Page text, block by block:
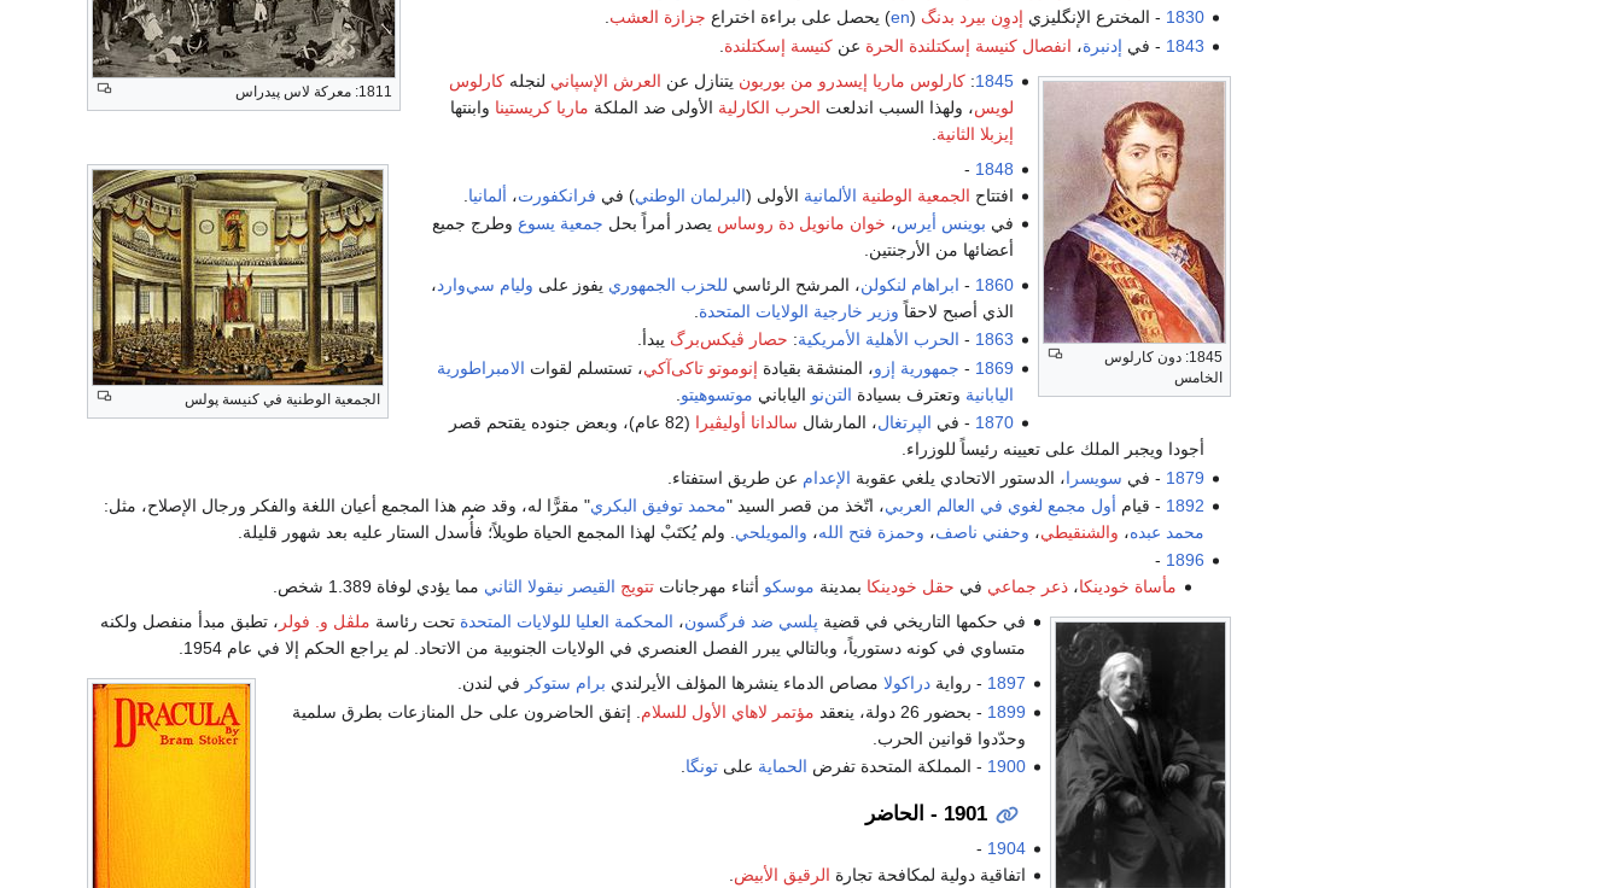
1811: معركة لاس پيدراس
1830 - المخترع الإنگليزي إدوِن بيرد بدنگ (
en) يحصل على براءة اختراع جزازة العشب.
1843 - في إدنبرة، انفصال كنيسة إسكتلندة الحرة عنكنيسة إسكتلندة
1845: دون كارلوس
الخامس
1845
: كارلوس ماريا إيسدرو من بوربون يتنازل عن العرش الإسپاني لنجله كارلوس
لويس، ولهذا السبب اندلعت الحرب الكارلية الأولى ضد الملكة ماريا كريستينا وابنتها
إيزبلا الثانية
الجمعية الوطنية في كنيسة پولس
1848
-
افتتاح الجمعية الوطنية الألمانية الأولى (البرلمان الوطني) في فرانكفورت، ألمانيا
في بوينس أيرس، خوان مانويل دة روساس يصدر أمراً بحل جمعية يسوع وطرج جميع
أعضائها من الأرجنتين.
1860
- ابراهام لنكولن، المرشح الرئاسي للحزب الجمهوري يفوز على وليام سي‌وارد،
الذي أصبح لاحقاً وزير خارجية الولايات المتحدة
1863
- الحرب الأهلية الأمريكية: حصار ڤيكس‌برگ يبدأ.
1869
- جمهورية إزو، المنشقة بقيادة إنوموتو تاكى‌آكي، تستسلم لقوات الامبراطورية
اليابانية وتعترف بسيادة التن‌نو الياباني موتسوهيتو
1870 - في الپرتغال، المارشال سالدانا أوليڤيرا
(82 عام)، وبعض جنوده يقتحم قصر
أجودا ويجبر الملك على تعيينه رئيساً للوزراء.
1879 - في سويسرا، الدستور الاتحادي يلغي عقوبة الإعدام عن طريق استفتاء.
1892 - قيام أول مجمع لغوي في العالم العربي، اتّخذ من قصر السيد "محمد توفيق البكري" مقرًّا له، وقد ضم هذا المجمع أعيان اللغة والفكر ورجال الإصلاح، مثل:
محمد عبده، والشنقيطي، وحفني ناصف، وحمزة فتح الله، والمويلحي . ولم يُكتَبْ لهذا المجمع الحياة طويلاً؛ فأُسدل الستار عليه بعد شهور قليلة.
1896
-
مأساة خودينكا، ذعر جماعي في حقل خودينكا بمدينة موسكو أثناء مهرجانات تتويج القيصر نيقولا الثاني مما يؤدي لوفاة 1.389 شخص.
في حكمها التاريخي في قضية پلسي ضد فرگسون، المحكمة العليا للولايات المتحدة تحت رئاسة ملڤل و. فولر ، تطبق مبدأ منفصل ولكنه
متساوي في كونه دستورياً، وبالتالي يبرر الفصل العنصري في الولايات الجنوبية من الاتحاد. لم يراجع الحكم إلا في عام 1954.
1897 - رواية دراكولامصاص الدماء ينشرها المؤلف الأيرلندي برام ستوكر في لندن.
1899 - بحضور 26 دولة، ينعقد مؤتمر لاهاي الأول للسلام . إتفق الحاضرون على حل المنازعات بطرق سلمية
وحدّدوا قوانين الحرب.
1900 - المملكة المتحدة تفرض الحماية على تونگا.
1901 - الحاضر
1904
-
اتفاقية دولية لمكافحة تجارة الرقيق الأبيض